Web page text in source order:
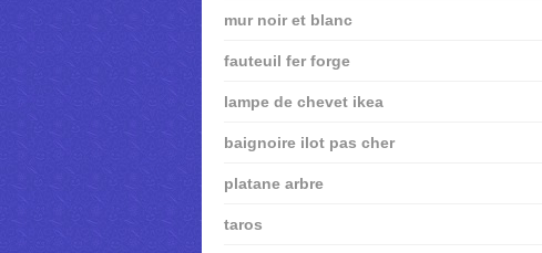
mur noir et blanc
fauteuil fer forge
lampe de chevet ikea
baignoire ilot pas cher
platane arbre
taros